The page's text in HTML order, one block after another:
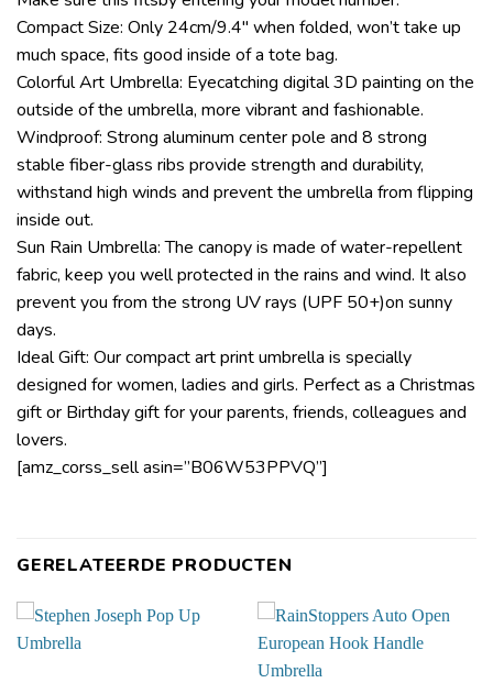
Compact Size: Only 24cm/9.4″ when folded, won’t take up
much space, fits good inside of a tote bag.
Colorful Art Umbrella: Eyecatching digital 3D painting on the
outside of the umbrella, more vibrant and fashionable.
Windproof: Strong aluminum center pole and 8 strong
stable fiber-glass ribs provide strength and durability,
withstand high winds and prevent the umbrella from flipping
inside out.
Sun Rain Umbrella: The canopy is made of water-repellent
fabric, keep you well protected in the rains and wind. It also
prevent you from the strong UV rays (UPF 50+)on sunny
days.
Ideal Gift: Our compact art print umbrella is specially
designed for women, ladies and girls. Perfect as a Christmas
gift or Birthday gift for your parents, friends, colleagues and
lovers.
[amz_corss_sell asin=”B06W53PPVQ”]
GERELATEERDE PRODUCTEN